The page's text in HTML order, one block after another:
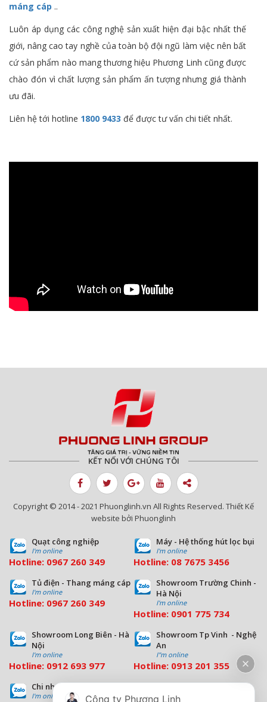
máng cáp ..
Luôn áp dụng các công nghệ sản xuất hiện đại bậc nhất thế
giới, nâng cao tay nghề của toàn bộ đội ngũ làm việc nên bất
cứ sản phẩm nào mang thương hiệu Phương Linh cũng được
chào đón vì chất lượng sản phẩm ấn tượng nhưng giá thành
ưu đãi.
Liên hệ tới hotline 1800 9433 để được tư vấn chi tiết nhất.
KẾT NỐI VỚI CHÚNG TÔI
Copyright © 2014 - 2021 Phuonglinh.vn All Rights Reserved. Thiết Kế
website bởi Phuonglinh
Quạt công nghiệp
I'm online
Hotline: 0967 260 349
Máy - Hệ thống hút lọc bụi
I'm online
Hotline: 08 7675 3456
Tủ điện - Thang máng cáp
I'm online
Hotline: 0967 260 349
Showroom Trường Chinh -
Hà Nội
I'm online
Hotline: 0901 775 734
Showroom Long Biên - Hà
Nội
I'm online
Hotline: 0912 693 977
Showroom Tp Vinh - Nghệ
An
I''m online
Hotline: 0913 201 355
Chi nhánh Đà Nẵng
I'm online I'm online
Công ty Phương Linh